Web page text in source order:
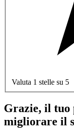
Valuta 1 stelle su 5
Grazie, il tuo
migliorare il